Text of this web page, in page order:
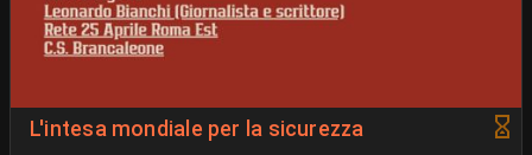
L'intesa mondiale per la sicurezza